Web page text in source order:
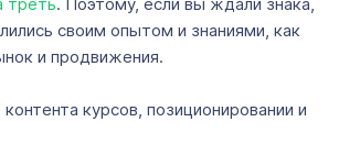
своим опытом и знаниями, как
и продвижения.
курсов, позиционировании и